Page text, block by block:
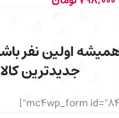
اولین نفر
جدیدترین